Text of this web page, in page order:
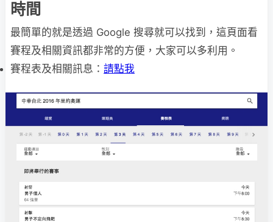
時間
最簡單的就是透過 Google 搜尋就可以找到，這頁面看
賽程及相關資訊都非常的方便，大家可以多利用。
賽程表及相關訊息： 請點我